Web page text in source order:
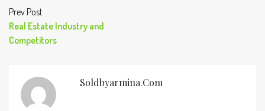
Prev Post
Real Estate Industry and
Competitors
Soldbyarmina.com